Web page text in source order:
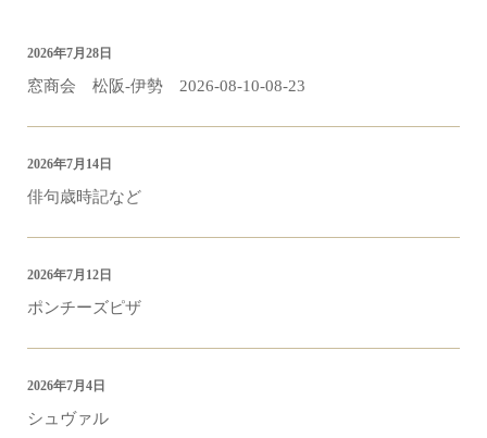
窓商会 松阪-伊勢 2026-08-10-08-23
2026年7月28日
俳句歳時記など
2026年7月14日
ポンチーズピザ
2026年7月12日
シュヴァル
2026年7月4日